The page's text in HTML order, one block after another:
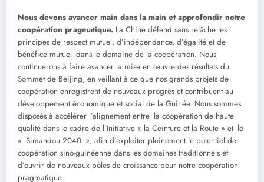
Nous devons avancer main dans la main et approfondir notre
coopération pragmatique. La Chine défend sans relâche les
principes de respect mutuel, d’indépendance, d’égalité et de
bénéfice mutuel dans le domaine de la coopération. Nous
continuerons à faire avancer la mise en œuvre des résultats du
Sommet de Beijing, en veillant à ce que nos grands projets de
coopération enregistrent de nouveaux progrès et contribuent au
développement économique et social de la Guinée. Nous sommes
disposés à accélérer l’alignement entre la coopération de haute
qualité dans le cadre de l’Initiative « la Ceinture et la Route » et le
« Simandou 2040 », afin d’exploiter pleinement le potentiel de
coopération sino-guinéenne dans les domaines traditionnels et
d’ouvrir de nouveaux pôles de croissance pour notre coopération
pragmatique.